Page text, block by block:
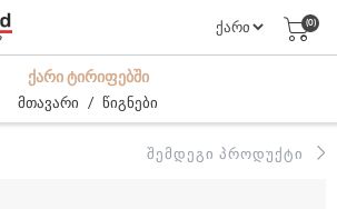
(0)
ᲥᲐᲠᲘ ᲢᲘᲠᲘᲤᲔᲑᲨᲘ
მთავარი / წიგნები
ᲨᲔᲛᲓᲔᲒᲘ ᲞᲠᲝᲓᲣᲥᲢᲘ